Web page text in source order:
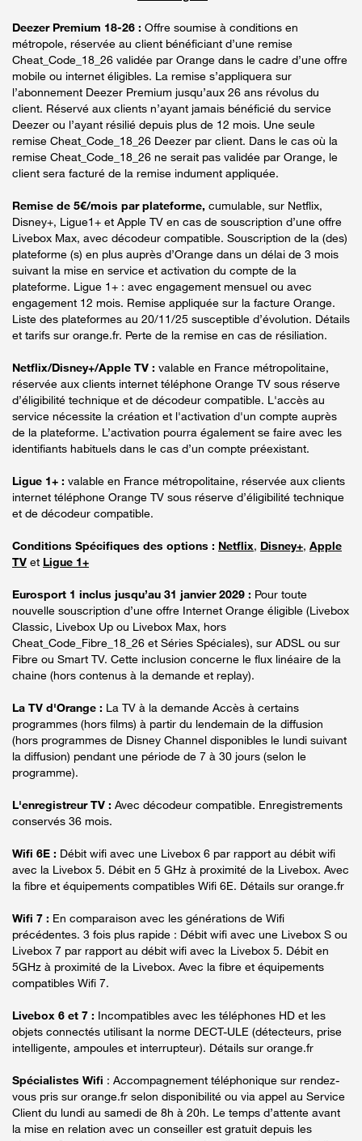
Deezer Premium 18-26 : Offre soumise à conditions en
métropole, réservée au client bénéficiant d’une remise
Cheat_Code_18_26 validée par Orange dans le cadre d’une offre
mobile ou internet éligibles. La remise s’appliquera sur
l’abonnement Deezer Premium jusqu’aux 26 ans révolus du
client. Réservé aux clients n’ayant jamais bénéficié du service
Deezer ou l’ayant résilié depuis plus de 12 mois. Une seule
remise Cheat_Code_18_26 Deezer par client. Dans le cas où la
remise Cheat_Code_18_26 ne serait pas validée par Orange, le
client sera facturé de la remise indument appliquée.
Remise de 5€/mois par plateforme, cumulable, sur Netflix,
Disney+, Ligue1+ et Apple TV en cas de souscription d’une offre
Livebox Max, avec décodeur compatible. Souscription de la (des)
plateforme (s) en plus auprès d’Orange dans un délai de 3 mois
suivant la mise en service et activation du compte de la
plateforme. Ligue 1+ : avec engagement mensuel ou avec
engagement 12 mois. Remise appliquée sur la facture Orange.
Liste des plateformes au 20/11/25 susceptible d’évolution. Détails
et tarifs sur orange.fr. Perte de la remise en cas de résiliation.
Netflix/Disney+/Apple TV : valable en France métropolitaine,
réservée aux clients internet téléphone Orange TV sous réserve
d’éligibilité technique et de décodeur compatible. L'accès au
service nécessite la création et l'activation d'un compte auprès
de la plateforme. L’activation pourra également se faire avec les
identifiants habituels dans le cas d’un compte préexistant.
Ligue 1+ : valable en France métropolitaine, réservée aux clients
internet téléphone Orange TV sous réserve d’éligibilité technique
et de décodeur compatible.
Conditions Spécifiques des options : Netflix, Disney+, Apple
TV et Ligue 1+
Eurosport 1 inclus jusqu’au 31 janvier 2029 : Pour toute
nouvelle souscription d’une offre Internet Orange éligible (Livebox
Classic, Livebox Up ou Livebox Max, hors
Cheat_Code_Fibre_18_26 et Séries Spéciales), sur ADSL ou sur
Fibre ou Smart TV. Cette inclusion concerne le flux linéaire de la
chaine (hors contenus à la demande et replay).
La TV d'Orange : La TV à la demande Accès à certains
programmes (hors films) à partir du lendemain de la diffusion
(hors programmes de Disney Channel disponibles le lundi suivant
la diffusion) pendant une période de 7 à 30 jours (selon le
programme).
L'enregistreur TV : Avec décodeur compatible. Enregistrements
conservés 36 mois.
Wifi 6E : Débit wifi avec une Livebox 6 par rapport au débit wifi
avec la Livebox 5. Débit en 5 GHz à proximité de la Livebox. Avec
la fibre et équipements compatibles Wifi 6E. Détails sur orange.fr
Wifi 7 : En comparaison avec les générations de Wifi
précédentes. 3 fois plus rapide : Débit wifi avec une Livebox S ou
Livebox 7 par rapport au débit wifi avec la Livebox 5. Débit en
5GHz à proximité de la Livebox. Avec la fibre et équipements
compatibles Wifi 7.
Livebox 6 et 7 : Incompatibles avec les téléphones HD et les
objets connectés utilisant la norme DECT-ULE (détecteurs, prise
intelligente, ampoules et interrupteur). Détails sur orange.fr
Spécialistes Wifi : Accompagnement téléphonique sur rendez-
vous pris sur orange.fr selon disponibilité ou via appel au Service
Client du lundi au samedi de 8h à 20h. Le temps d’attente avant
la mise en relation avec un conseiller est gratuit depuis les